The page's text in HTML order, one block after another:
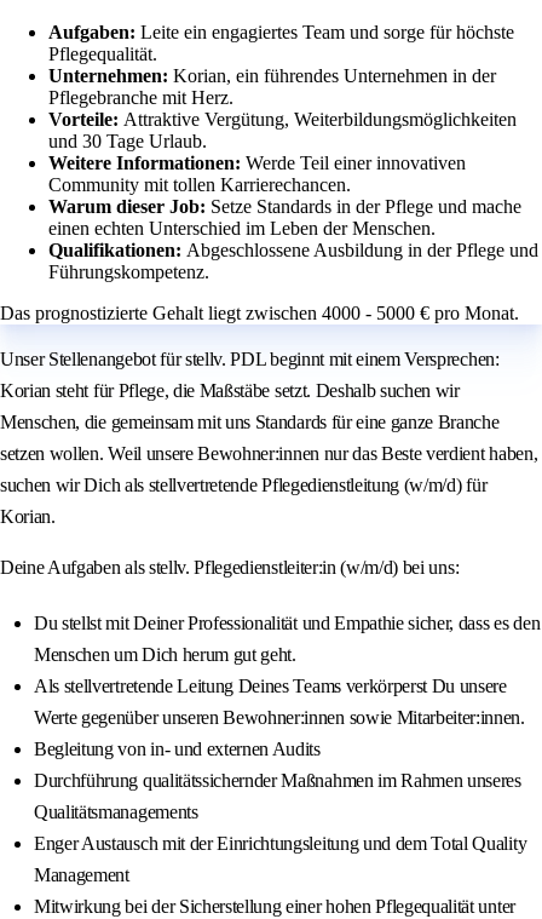
Aufgaben: Leite ein engagiertes Team und sorge für höchste
Pflegequalität.
Unternehmen: Korian, ein führendes Unternehmen in der
Pflegebranche mit Herz.
Vorteile: Attraktive Vergütung, Weiterbildungsmöglichkeiten
und 30 Tage Urlaub.
Weitere Informationen: Werde Teil einer innovativen
Community mit tollen Karrierechancen.
Warum dieser Job: Setze Standards in der Pflege und mache
einen echten Unterschied im Leben der Menschen.
Qualifikationen: Abgeschlossene Ausbildung in der Pflege und
Führungskompetenz.
Das prognostizierte Gehalt liegt zwischen 4000 - 5000 € pro Monat.
Unser Stellenangebot für stellv. PDL beginnt mit einem Versprechen:
Korian steht für Pflege, die Maßstäbe setzt. Deshalb suchen wir
Menschen, die gemeinsam mit uns Standards für eine ganze Branche
setzen wollen. Weil unsere Bewohner:innen nur das Beste verdient haben,
suchen wir Dich als stellvertretende Pflegedienstleitung (w/m/d) für
Korian.
Deine Aufgaben als stellv. Pflegedienstleiter:in (w/m/d) bei uns:
Du stellst mit Deiner Professionalität und Empathie sicher, dass es den
Menschen um Dich herum gut geht.
Als stellvertretende Leitung Deines Teams verkörperst Du unsere
Werte gegenüber unseren Bewohner:innen sowie Mitarbeiter:innen.
Begleitung von in- und externen Audits
Durchführung qualitätssichernder Maßnahmen im Rahmen unseres
Qualitätsmanagements
Enger Austausch mit der Einrichtungsleitung und dem Total Quality
Management
Mitwirkung bei der Sicherstellung einer hohen Pflegequalität unter